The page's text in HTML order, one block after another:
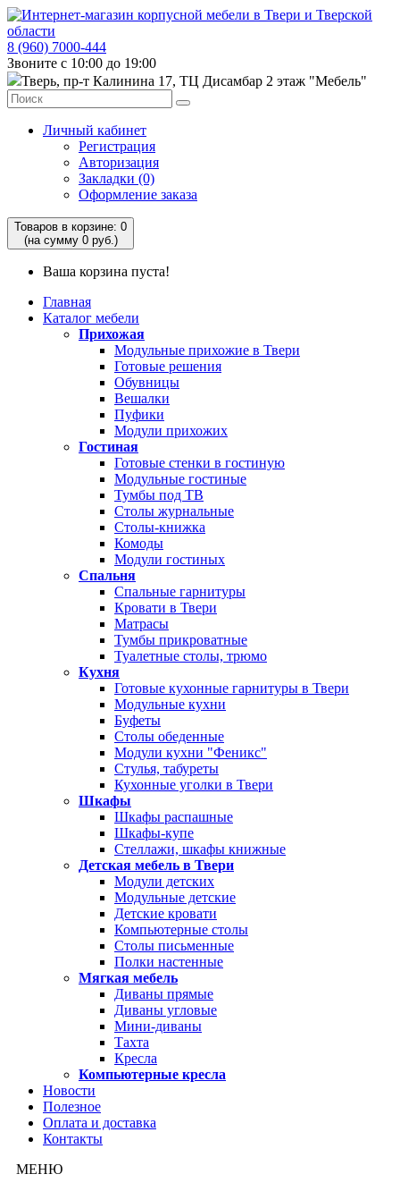
8 (960) 7000-444
Звоните с 10:00 до 19:00
Тверь, пр-т Калинина 17, ТЦ Дисамбар 2 этаж "Мебель"
Личный кабинет
Регистрация
Авторизация
Закладки (0)
Оформление заказа
Товаров в корзине: 0
(на сумму 0 руб.)
Ваша корзина пуста!
Главная
Каталог мебели
Прихожая
Модульные прихожие в Твери
Готовые решения
Обувницы
Вешалки
Пуфики
Модули прихожих
Гостиная
Готовые стенки в гостиную
Модульные гостиные
Тумбы под ТВ
Столы журнальные
Столы-книжка
Комоды
Модули гостиных
Спальня
Спальные гарнитуры
Кровати в Твери
Матрасы
Тумбы прикроватные
Туалетные столы, трюмо
Кухня
Готовые кухонные гарнитуры в Твери
Модульные кухни
Буфеты
Столы обеденные
Модули кухни "Феникс"
Стулья, табуреты
Кухонные уголки в Твери
Шкафы
Шкафы распашные
Шкафы-купе
Стеллажи, шкафы книжные
Детская мебель в Твери
Модули детских
Модульные детские
Детские кровати
Компьютерные столы
Столы письменные
Полки настенные
Мягкая мебель
Диваны прямые
Диваны угловые
Мини-диваны
Тахта
Кресла
Компьютерные кресла
Новости
Полезное
Оплата и доставка
Контакты
МЕНЮ